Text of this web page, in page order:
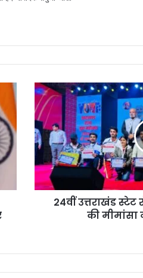
24वीं उत्तराखंड
की मीमांसा